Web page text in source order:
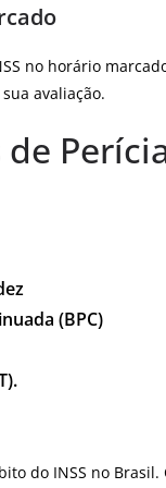
no horário
avaliação.
de
(BPC)
do INSS no